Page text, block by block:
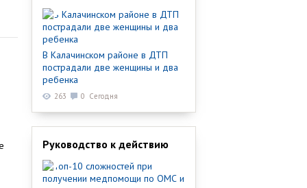
В Калачинском районе в ДТП
пострадали две женщины и два
ребенка
263 0 Сегодня
Руководство к действию